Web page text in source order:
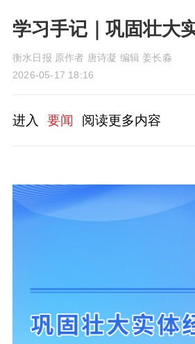
学习手记｜巩固壮大
衡水日报 原作者 唐诗凝 编辑 姜长淼
2026-05-17 18:16
进入 要闻 阅读更多内容